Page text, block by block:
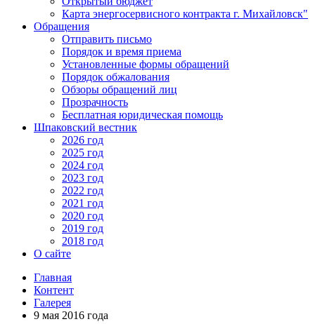
Карта энергосервисного контракта г. Михайловск"
Обращения
Отправить письмо
Порядок и время приема
Установленные формы обращений
Порядок обжалования
Обзоры обращений лиц
Прозрачность
Бесплатная юридическая помощь
Шпаковский вестник
2026 год
2025 год
2024 год
2023 год
2022 год
2021 год
2020 год
2019 год
2018 год
О сайте
Главная
Контент
Галерея
9 мая 2016 года